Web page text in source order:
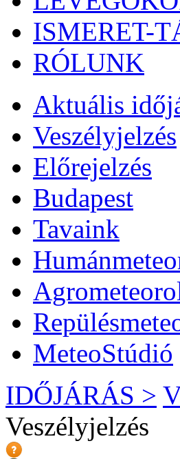
ISMERET-
RÓLUNK
Aktuális
Veszélyjelzés
Előrejelzés
Budapest
Tavaink
MeteoStúdió
IDŐJÁRÁS >
Veszélyjelzés